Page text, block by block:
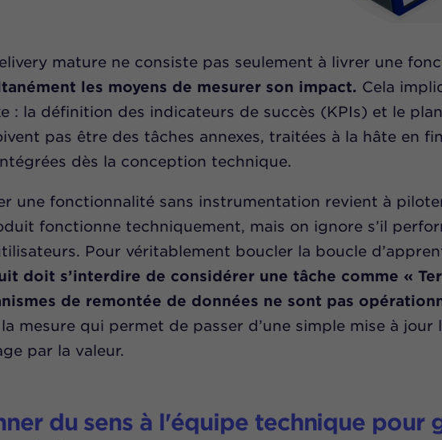
mature ne consiste pas seulement à livrer une
les moyens de mesurer son impact. Cela
: la définition des indicateurs de succès (KPIs) et le
pas être des tâches annexes, traitées à la hâte en
dès la conception technique.
une fonctionnalité sans instrumentation revient à
fonctionne techniquement, mais on ignore s’il
Pour véritablement boucler la boucle
doit s’interdire de considérer une tâche comme «
de remontée de données ne sont pas
mesure qui permet de passer d’une simple mise à
par la valeur.
du sens à l'équipe technique pour